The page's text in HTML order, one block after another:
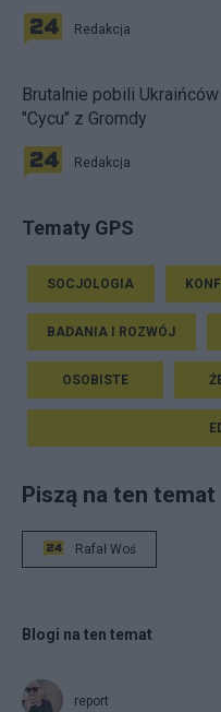
Redakcja
Brutalnie pobili
"Cycu" z Gromdy
Redakcja
Tematy GPS
SOCJOLOGIA
BADANIA I ROZWÓJ
OSOBISTE
Piszą na ten temat
Rafał Woś
Blogi na ten temat
report